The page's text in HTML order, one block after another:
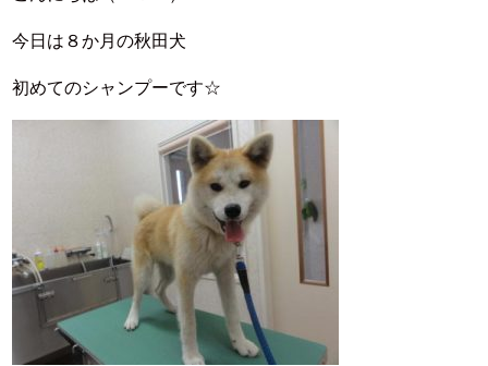
今日は８か月の秋田犬
初めてのシャンプーです☆